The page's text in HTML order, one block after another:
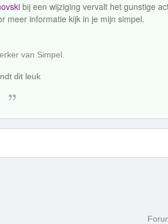
bij een wijziging vervalt het gunstige
meer informatie kijk in je mijn simpel.
van Simpel.
dit leuk